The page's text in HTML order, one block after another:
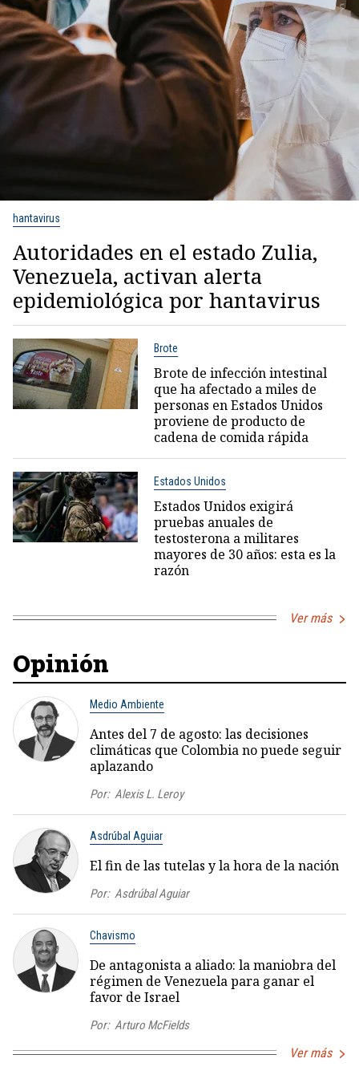
hantavirus
Autoridades en el estado Zulia,
Venezuela, activan alerta
epidemiológica por hantavirus
Brote
Brote de infección intestinal
que ha afectado a miles de
personas en Estados Unidos
proviene de producto de
cadena de comida rápida
Estados Unidos
Estados Unidos exigirá
pruebas anuales de
testosterona a militares
mayores de 30 años: esta es la
razón
Ver más
Opinión
Medio Ambiente
Antes del 7 de agosto: las decisiones
climáticas que Colombia no puede seguir
aplazando
Por: Alexis L. Leroy
Asdrúbal Aguiar
El fin de las tutelas y la hora de la nación
Por: Asdrúbal Aguiar
Chavismo
De antagonista a aliado: la maniobra del
régimen de Venezuela para ganar el
favor de Israel
Por: Arturo McFields
Ver más